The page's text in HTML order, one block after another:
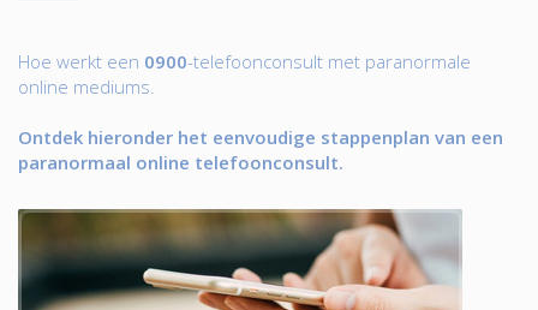
Hoe werkt een 0900-telefoonconsult met paranormale
online mediums.
Ontdek hieronder het eenvoudige stappenplan van een
paranormaal online telefoonconsult.